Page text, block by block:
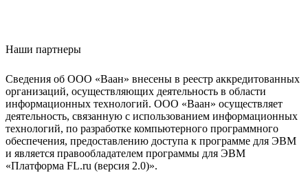
Наши партнеры
Сведения об ООО «Ваан» внесены в реестр аккредитованных
организаций, осуществляющих деятельность в области
информационных технологий. ООО «Ваан» осуществляет
деятельность, связанную с использованием информационных
технологий, по разработке компьютерного программного
обеспечения, предоставлению доступа к программе для ЭВМ
и является правообладателем программы для ЭВМ
«Платформа FL.ru (версия 2.0)».